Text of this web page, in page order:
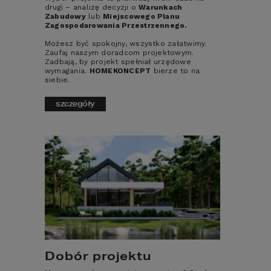
drugi – analizę decyzji oWarunkach
Zabudowylub Miejscowego Planu
Zagospodarowania Przestrzennego.
Możesz być spokojny, wszystko załatwimy.
Zaufaj naszym doradcom projektowym.
Zadbają, by projekt spełniał urzędowe
wymagania. HOMEKONCEPT bierze to na
siebie.
szczegóły
Dobór projektu
od zakupu działki, przez projektowanie,
uzyskanie pozwolenia na budowę, realizację
prac budowlanych, aż po wykończenie i
odbiór techniczny. Każdy z tych etapów
wymaga szczegółowego planowania i
odpowiedniego nadzoru.
budowy w budowie
domu
W procesie budowy domu niezwykle
istotną rolę odgrywa kierownik budowy
Jego obowiązki rozpoczynają się już na
etapie wytyczenia obrysu budynku, gdzie
nadzoruje on prawidłowość wykonania
zagospodarowania terenu. Kierownik
budowy jest odpowiedzialny za koordynację